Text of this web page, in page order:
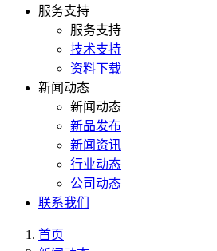
服务支持
服务支持
技术支持
资料下载
新闻动态
新闻动态
新品发布
新闻资讯
行业动态
公司动态
联系我们
首页